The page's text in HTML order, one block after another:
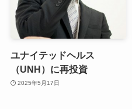
ユナイテッドヘルス
（UNH）に再投資
2025年5月17日